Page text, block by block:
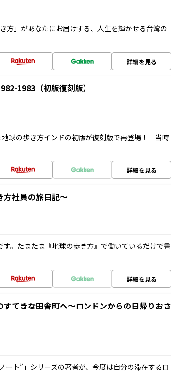
方」があなたにお届けする、人生を輝かせる台湾の
詳細を見る
1983（初版復刻版）
球の歩き方インドの初版が復刻版で再登場！ 当時
詳細を見る
方社員の旅日記～
。たまたま『地球の歩き方』で働いているだけで書
詳細を見る
てきな田舎町へ～ロンドンからの日帰りおさ
ート”」シリーズの著者が、今度は自分の滞在するロ